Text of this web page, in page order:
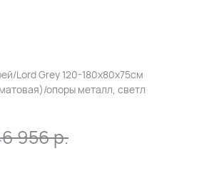
Lord Grey 120-180x80x75см
опоры металл, светл
956р.